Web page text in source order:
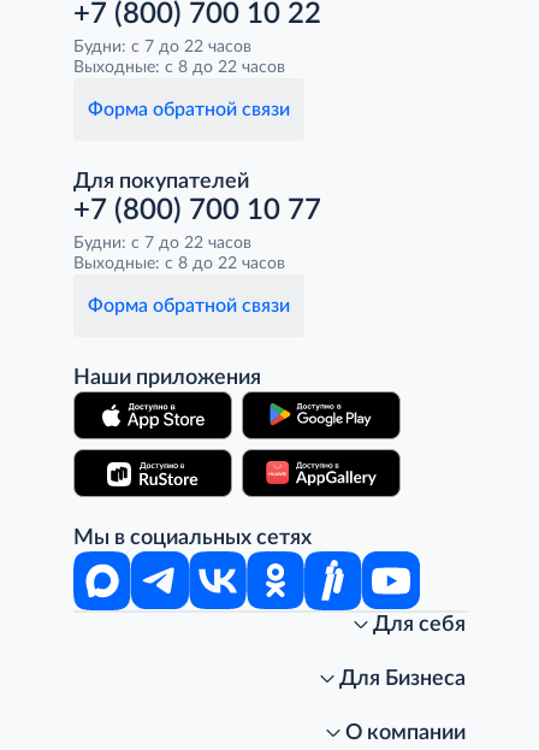
+7 (800) 700 10 22
Будни: с 7 до 22 часов
Выходные: с 8 до 22 часов
Форма обратной связи
Для покупателей
+7 (800) 700 10 77
Будни: с 7 до 22 часов
Выходные: с 8 до 22 часов
Форма обратной связи
Наши приложения
Мы в социальных сетях
Для себя
Стань клиентом METRO
Для Бизнеса
О компании